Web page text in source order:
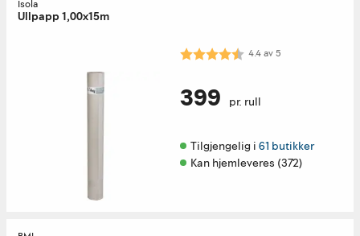
Isola
Ullpapp 1,00x15m
Karakter: 4.4 av 5 mulige
4.4av5
399 pr. rull
Tilgjengelig i 61 butikker
Kan hjemleveres (372)